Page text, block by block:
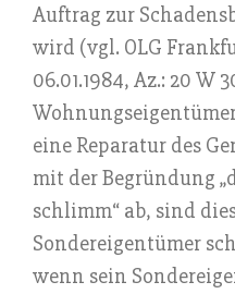
Auftrag zur
wird (vgl. OLG
06.01.1984, Az.: 20 W
eine Reparatur des
mit der Begründung
schlimm“ ab, sind
Sondereigentümer
wenn sein